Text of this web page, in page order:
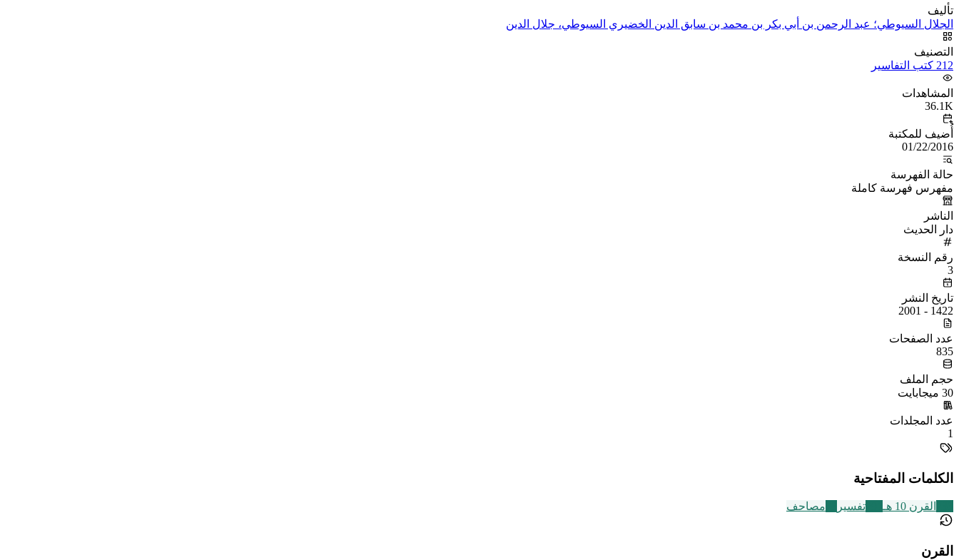
تأليف
الجلال السيوطي؛ عبد الرحمن بن أبي بكر بن محمد بن سابق الدين الخضيري السيوطي، جلال الدين
التصنيف
212 كتب التفاسير
المشاهدات
36.1K
أُضيف للمكتبة
01/22/2016
حالة الفهرسة
مفهرس فهرسة كاملة
الناشر
دار الحديث
رقم النسخة
3
تاريخ النشر
1422 - 2001
عدد الصفحات
835
حجم الملف
30 ميجابايت
عدد المجلدات
1
الكلمات المفتاحية
القرن 10 هـ تفسير مصاحف
القرن